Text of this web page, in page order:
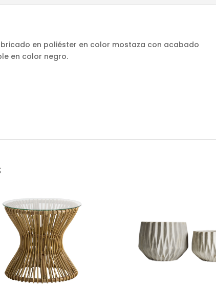
en poliéster en color mostaza con acabado
en color negro.